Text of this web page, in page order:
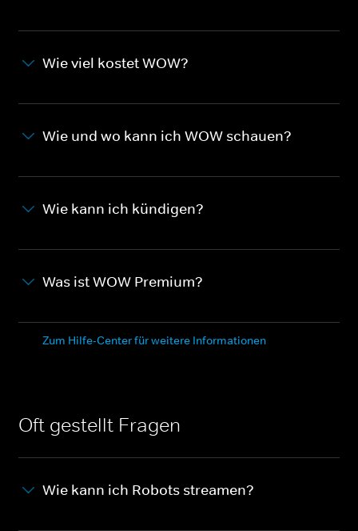
Wie viel kostet WOW?
Wie und wo kann ich WOW schauen?
Wie kann ich kündigen?
Was ist WOW Premium?
Zum Hilfe-Center für weitere Informationen
Oft gestellt Fragen
Wie kann ich Robots streamen?